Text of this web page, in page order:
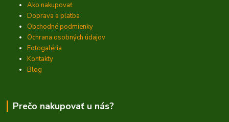
Ako nakupovať
Doprava a platba
Obchodné podmienky
Ochrana osobných údajov
Fotogaléria
Kontakty
Blog
Prečo nakupovať u nás?